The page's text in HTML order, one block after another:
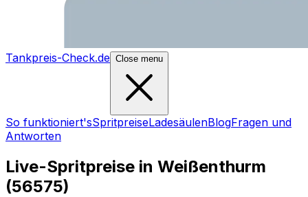
Tankpreis-Check.de Close menu
So funktioniert'sSpritpreiseLadesäulenBlogFragen und
Antworten
Live-Spritpreise in Weißenthurm
(56575)